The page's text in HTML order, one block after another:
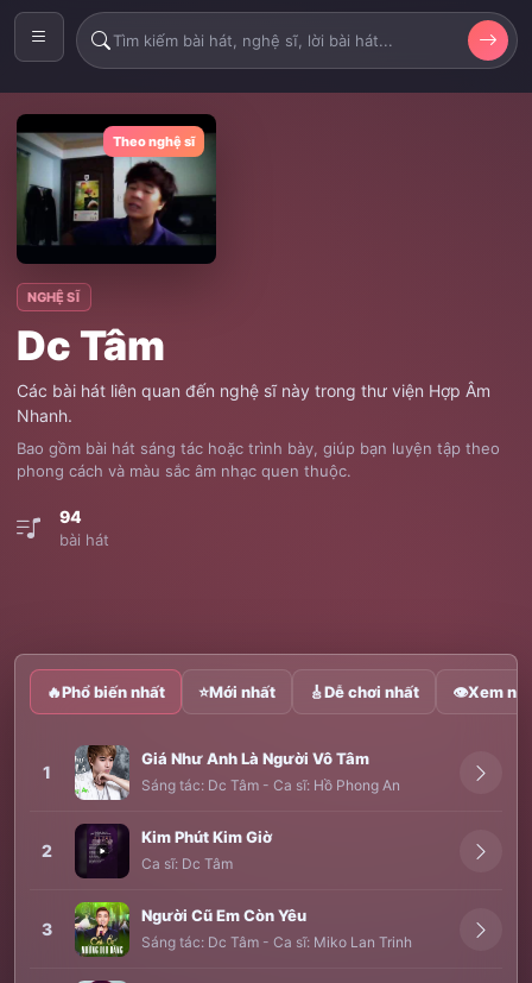
Theo nghệ sĩ
NGHỆ SĨ
Dc Tâm
Các bài hát liên quan đến nghệ sĩ này trong thư viện Hợp Âm
Nhanh.
Bao gồm bài hát sáng tác hoặc trình bày, giúp bạn luyện tập theo
phong cách và màu sắc âm nhạc quen thuộc.
94
bài hát
🔥Phổ biến nhất ⭐Mới nhất 🎸Dễ chơi nhất 👁Xem
1
Giá Như Anh Là Người Vô Tâm
Sáng tác: Dc Tâm - Ca sĩ: Hồ Phong An
2
Kim Phút Kim Giờ
Ca sĩ: Dc Tâm
3
Người Cũ Em Còn Yêu
Sáng tác: Dc Tâm - Ca sĩ: Miko Lan Trinh